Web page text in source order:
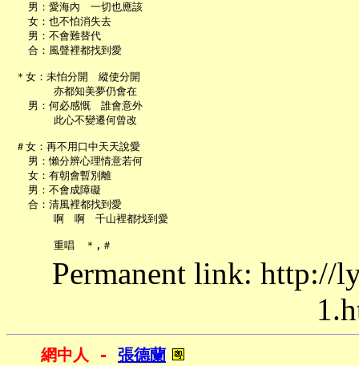
   男：愛海內　一切也應該
   女：也不怕消失去
   男：不會難替代
   合：風聲裡都找到愛
＊女：未怕分開　縱使分開
       亦都知美夢仍會在
   男：何必感慨　誰會意外
       此心不變遷何曾改
＃女：再不用口中天天說愛
   男：懶分辨心理情意若何
   女：有朝會暫別離
   男：不會成障礙
   合：清風裡都找到愛
       啊　啊　千山裡都找到愛
Permanent link: http://
網中人 - 張德蘭